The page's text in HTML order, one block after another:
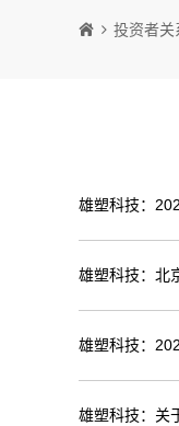
投资者关
雄塑科技：
雄塑科技：北
雄塑科技：
雄塑科技：关